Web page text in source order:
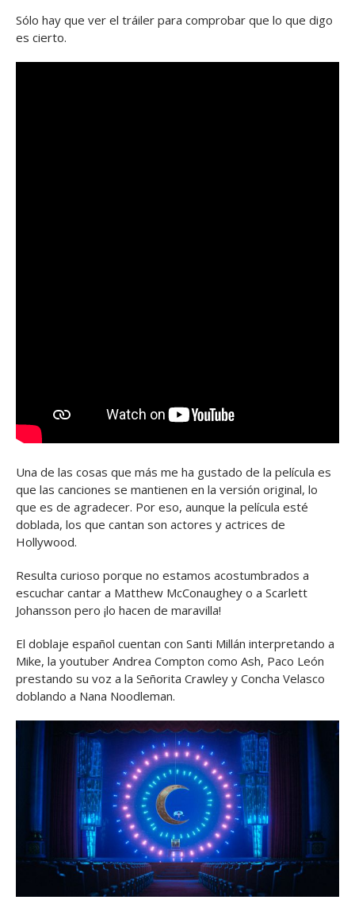
Sólo hay que ver el tráiler para comprobar que lo que digo
es cierto.
Una de las cosas que más me ha gustado de la película es
que las canciones se mantienen en la versión original, lo
que es de agradecer. Por eso, aunque la película esté
doblada, los que cantan son actores y actrices de
Hollywood.
Resulta curioso porque no estamos acostumbrados a
escuchar cantar a Matthew McConaughey o a Scarlett
Johansson pero ¡lo hacen de maravilla!
El doblaje español cuentan con Santi Millán interpretando a
Mike, la youtuber Andrea Compton como Ash, Paco León
prestando su voz a la Señorita Crawley y Concha Velasco
doblando a Nana Noodleman.